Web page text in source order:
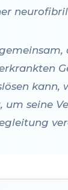
kann,
seine